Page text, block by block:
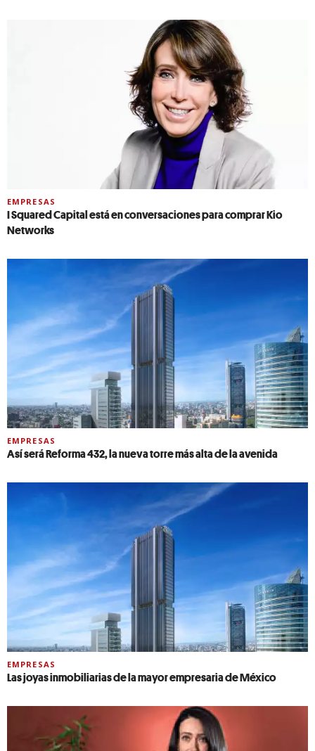
EMPRESAS
I Squared Capital está en conversaciones para comprar Kio
Networks
EMPRESAS
Así será Reforma 432, la nueva torre más alta de la avenida
EMPRESAS
Las joyas inmobiliarias de la mayor empresaria de México